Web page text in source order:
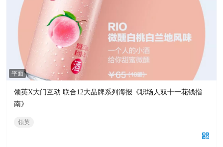
平面
领英X大门互动 联合12大品牌系列海报《职场人双十一花钱指
南》
领英